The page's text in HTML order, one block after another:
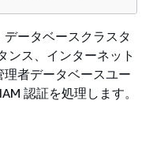
ータベースクラスタ
ンス、インターネット
者データベースユー
認証を処理します。